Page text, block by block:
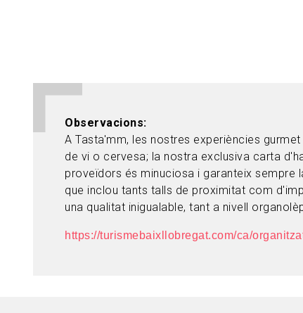
Observacions
A Tasta'mm, les nostres experiències
de vi o cervesa; la nostra exclusiva carta
proveïdors és minuciosa i garanteix sempre
que inclou tants talls de proximitat com
una qualitat inigualable, tant a nivell
https://turismebaixllobregat.com/ca/